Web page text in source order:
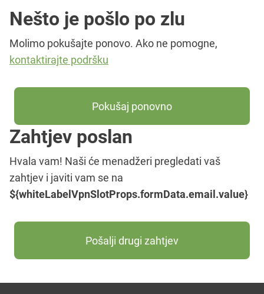
Nešto je pošlo po zlu
Molimo pokušajte ponovo. Ako ne pomogne,
kontaktirajte podršku
Pokušaj ponovno
Zahtjev poslan
Hvala vam! Naši će menadžeri pregledati vaš
zahtjev i javiti vam se na
${whiteLabelVpnSlotProps.formData.email.value}
Pošalji drugi zahtjev